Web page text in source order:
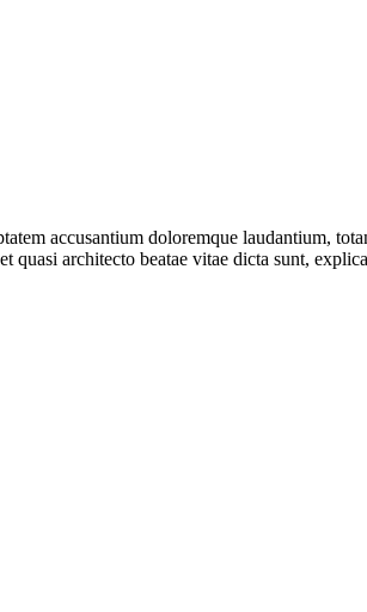
accusantium doloremque laudantium,
quasi architecto beatae vitae dicta sunt,